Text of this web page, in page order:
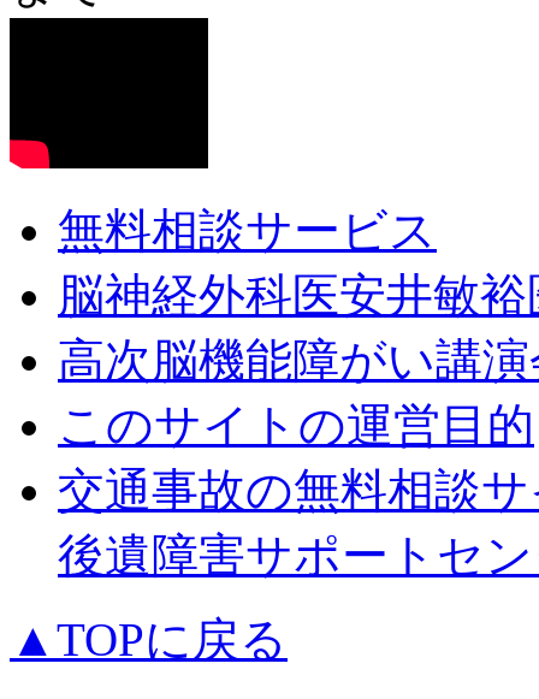
無料相談サービス
脳神経外科医安井敏
高次脳機能障がい講
このサイトの運営目的
交通事故の無料相談
後遺障害サポートセ
▲TOPに戻る